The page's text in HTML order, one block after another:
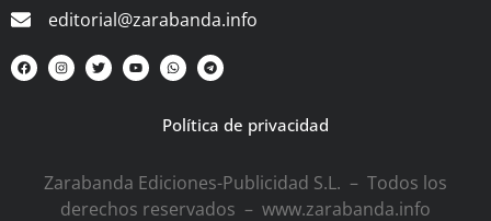
editorial@zarabanda.info
Política de privacidad
Zarabanda Ediciones-Publicidad S.L. – Todos los
derechos reservados – www.zarabanda.info